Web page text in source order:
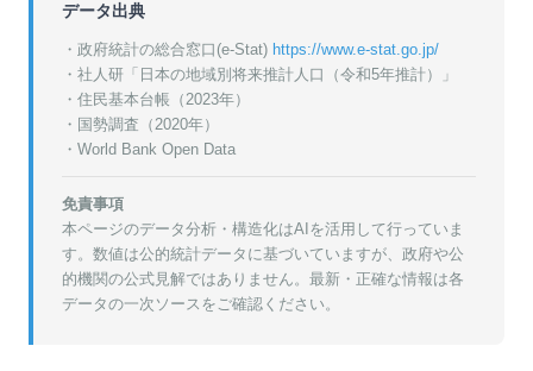
データ出典
・政府統計の総合窓口(e-Stat) https://www.e-stat.go.jp/
・ 社人研「日本の地域別将来推計人口（令和5年推計）」
・ 住民基本台帳（2023年）
・ 国勢調査（2020年）
・World Bank Open Data
免責事項
本ページのデータ分析・構造化はAIを活用して行っていま
す。数値は公的統計データに基づいていますが、政府や公
的機関の公式見解ではありません。最新・正確な情報は各
データの一次ソースをご確認ください。